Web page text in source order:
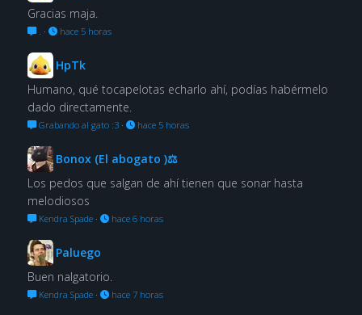
Gracias maja.
. · hace 5 horas
HpTk
Humano, qué tocapelotas echarlo ahí, podías habérmelo
dado directamente.
Grabando al gato :3· hace 5 horas
Bonox (El abogato )⚖
Los pedos que salgan de ahí tienen que sonar hasta
melodiosos
Kendra Spade· hace 6 horas
Paluego
Buen nalgatorio.
Kendra Spade· hace 7 horas